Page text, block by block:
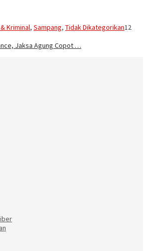
Kriminal, Sampang, Tidak Dikategorikan12
Jaksa Agung Copot …